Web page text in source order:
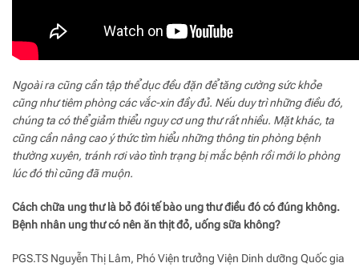
Ngoài ra cũng cần tập thể dục đều đặn để tăng cường sức khỏe
cũng như tiêm phòng các vắc-xin đầy đủ. Nếu duy trì những điều đó,
chúng ta có thể giảm thiểu nguy cơ ung thư rất nhiều. Mặt khác, ta
cũng cần nâng cao ý thức tìm hiểu những thông tin phòng bệnh
thường xuyên, tránh rơi vào tình trạng bị mắc bệnh rồi mới lo phòng
lúc đó thì cũng đã muộn.
Cách chữa ung thư là bỏ đói tế bào ung thư điều đó có đúng không.
Bệnh nhân ung thư có nên ăn thịt đỏ, uống sữa không?
PGS.TS Nguyễn Thị Lâm, Phó Viện trưởng Viện Dinh dưỡng Quốc gia